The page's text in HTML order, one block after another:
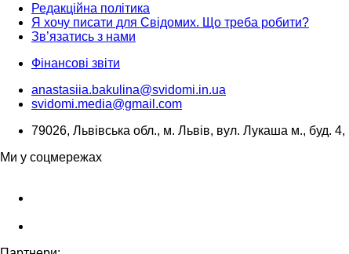
Редакційна політика
Я хочу писати для Свідомих. Що треба робити?
Зв’язатись з нами
Фінансові звіти
anastasiia.bakulina@svidomi.in.ua
svidomi.media@gmail.com
79026, Львівська обл., м. Львів, вул. Лукаша м., буд.
Ми у соцмережах